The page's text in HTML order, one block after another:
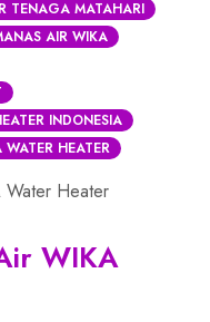
TENAGA MATAHARI
AIR WIKA
INDONESIA
WATER HEATER
Water Heater
WIKA